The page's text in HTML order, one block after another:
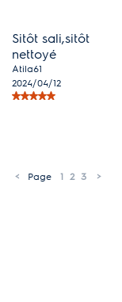
Sitôt sali,sitôt
nettoyé
Atila61
2024/04/12
< Page 1 2 3 >